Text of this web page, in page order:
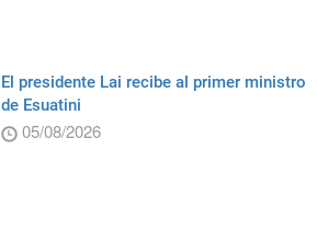
El presidente Lai recibe al primer ministro
de Esuatini
05/08/2026